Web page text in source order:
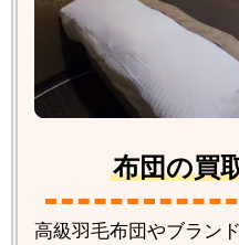
布団の買
高級羽毛布団やブラン